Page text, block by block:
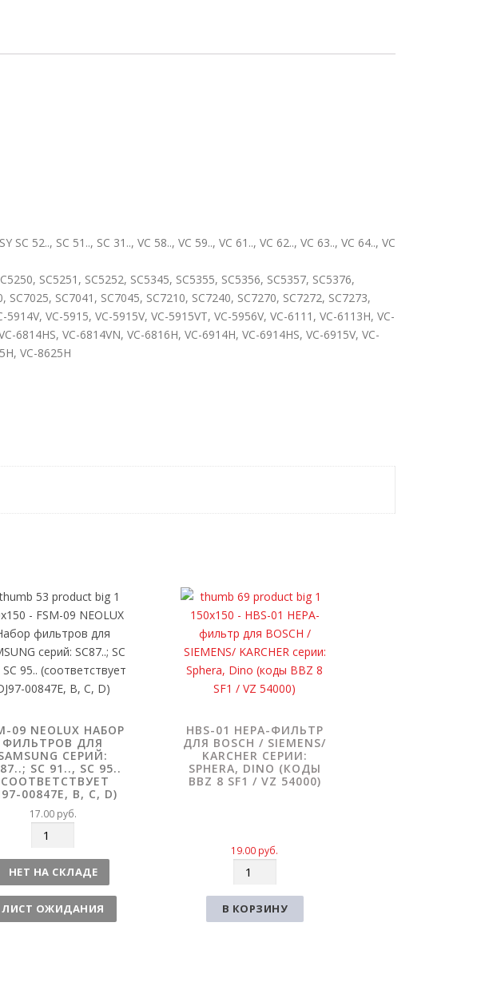
52.., SC 51.., SC 31.., VC 58.., VC 59.., VC 61.., VC 62.., VC 63.., VC 64.., VC
SC5251, SC5252, SC5345, SC5355, SC5356, SC5357, SC5376,
SC7041, SC7045, SC7210, SC7240, SC7270, SC7272, SC7273,
VC-5915, VC-5915V, VC-5915VT, VC-5956V, VC-6111, VC-6113H, VC-
6814HS, VC-6814VN, VC-6816H, VC-6914H, VC-6914HS, VC-6915V, VC-
VC-8625H
09 NEOLUX НАБОР
ФИЛЬТРОВ ДЛЯ
СЕРИЙ:
SC 91.., SC 95..
00847E, B, C, D)
17.00 руб.
л
и
ч
е
НЕТ НА СКЛАДЕ
ЛИСТ ОЖИДАНИЯ
HBS-01 HEPA-ФИЛЬТР
ДЛЯ BOSCH / SIEMENS/
KARCHER СЕРИИ:
SPHERA, DINO (КОДЫ
BBZ 8 SF1 / VZ 54000)
19.00 руб.
л
и
В КОРЗИНУ